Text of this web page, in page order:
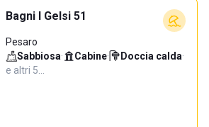
Bagni I Gelsi 51
Pesaro
Sabbiosa· Cabine· Doccia calda·
e altri 5…